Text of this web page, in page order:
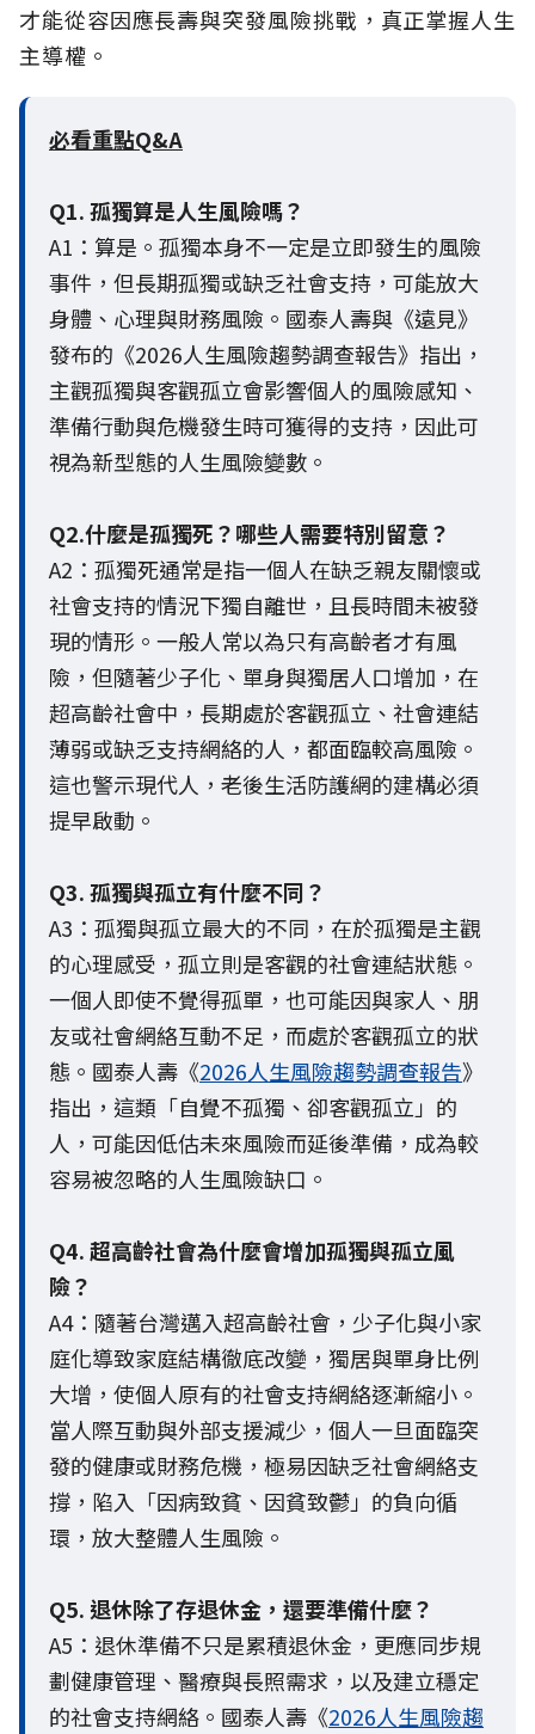
才能從容因應長壽與突發風險挑戰，真正掌握人生
主導權。
必看重點Q&A
Q1. 孤獨算是人生風險嗎？
A1：算是。孤獨本身不一定是立即發生的風險
事件，但長期孤獨或缺乏社會支持，可能放大
身體、心理與財務風險。國泰人壽與《遠見》
發布的《2026人生風險趨勢調查報告》指出，
主觀孤獨與客觀孤立會影響個人的風險感知、
準備行動與危機發生時可獲得的支持，因此可
視為新型態的人生風險變數。
Q2.什麼是孤獨死？哪些人需要特別留意？
A2：孤獨死通常是指一個人在缺乏親友關懷或
社會支持的情況下獨自離世，且長時間未被發
現的情形。一般人常以為只有高齡者才有風
險，但隨著少子化、單身與獨居人口增加，在
超高齡社會中，長期處於客觀孤立、社會連結
薄弱或缺乏支持網絡的人，都面臨較高風險。
這也警示現代人，老後生活防護網的建構必須
提早啟動。
Q3. 孤獨與孤立有什麼不同？
A3：孤獨與孤立最大的不同，在於孤獨是主觀
的心理感受，孤立則是客觀的社會連結狀態。
一個人即使不覺得孤單，也可能因與家人、朋
友或社會網絡互動不足，而處於客觀孤立的狀
態。國泰人壽《2026人生風險趨勢調查報告》
指出，這類「自覺不孤獨、卻客觀孤立」的
人，可能因低估未來風險而延後準備，成為較
容易被忽略的人生風險缺口。
Q4. 超高齡社會為什麼會增加孤獨與孤立風
險？
A4：隨著台灣邁入超高齡社會，少子化與小家
庭化導致家庭結構徹底改變，獨居與單身比例
大增，使個人原有的社會支持網絡逐漸縮小。
當人際互動與外部支援減少，個人一旦面臨突
發的健康或財務危機，極易因缺乏社會網絡支
撐，陷入「因病致貧、因貧致鬱」的負向循
環，放大整體人生風險。
Q5. 退休除了存退休金，還要準備什麼？
A5：退休準備不只是累積退休金，更應同步規
劃健康管理、醫療與長照需求，以及建立穩定
的社會支持網絡。國泰人壽《2026人生風險趨